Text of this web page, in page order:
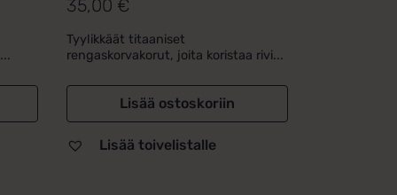
35,00 €
Tyylikkäät titaaniset
rengaskorvakorut, joita koristaa rivi...
Lisää ostoskoriin
Lisää toivelistalle